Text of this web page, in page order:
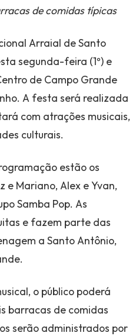
de comidas típicas
Arraial de Santo
segunda-feira (1º) e
de Campo Grande
A festa será realizada
com atrações musicais,
culturais.
estão os
e Mariano, Alex e Yvan,
Samba Pop. As
e fazem parte das
a Santo Antônio,
o público poderá
barracas de comidas
serão administrados por